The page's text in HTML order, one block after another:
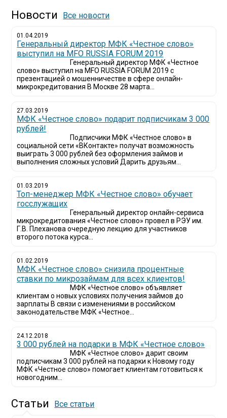
Новости Все новости
01.04.2019
Генеральный директор МФК «Честное слово»
выступил на MFO RUSSIA FORUM 2019
Генеральный директор МФК «Честное
слово» выступил на MFO RUSSIA FORUM 2019 с
презентацией о мошенничестве в сфере онлайн-
микрокредитования В Москве 28 марта...
27.03.2019
МФК «Честное слово» подарит подписчикам 3 000
рублей!
Подписчики МФК «Честное слово» в
социальной сети «ВКонтакте» получат возможность
выиграть 3 000 рублей без оформления займов и
выполнения сложных условий Дарить друзьям...
01.03.2019
Топ-менеджер МФК «Честное слово» обучает
госслужащих
Генеральный директор онлайн-сервиса
микрокредитования «Честное слово» провел в РЭУ им.
Г.В. Плеханова очередную лекцию для участников
второго потока курса...
01.02.2019
МФК «Честное слово» снизила процентные
ставки по микрозаймам для всех клиентов!
МФК «Честное слово» объявляет
клиентам о новых условиях получения займов до
зарплаты В связи с изменениями в российском
законодательстве МФК «Честное...
24.12.2018
3 000 рублей на подарки в МФК «Честное слово»
МФК «Честное слово» дарит своим
подписчикам 3 000 рублей на подарки к Новому году
МФК «Честное слово» помогает клиентам готовиться к
новогодним...
Статьи Все статьи